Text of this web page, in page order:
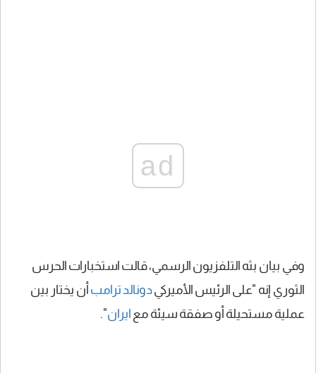
ad
وفي بيان بثه التلفزيون الرسمي، قالت استخبارات الحرس
الثوري إنه "على الرئيس الأميركيدونالد ترامب أن يختار بين
عملية مستحيلة أو صفقة سيئة مع ايران".